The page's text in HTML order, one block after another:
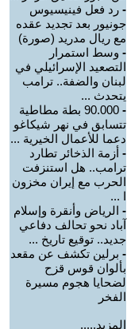
- رد فعل فينيسيوس
جونيور بعد تجديد عقده
مع ريال مدريد (صورة)
- وسط استمرار
التصعيد الإسرائيلي في
لبنان والضفة.. ترامب
يتحدث ...
-
90.000 بطة مطاطية
تتسابق في نهر شيكاغو
دعما للأعمال الخيرية ...
- أزمة الذخائر تطارد
ترامب.. هل استنزفت
الحرب مع إيران مخزون
ا ...
- الرياض وأنقرة وإسلام
آباد نحو تحالف دفاعي
جديد.. توقيع تاريخ ...
- برلين تكشف عن مقعد
بألوان قوس قزح
لضحايا هجوم مسيرة
الفخر
المزيد.....